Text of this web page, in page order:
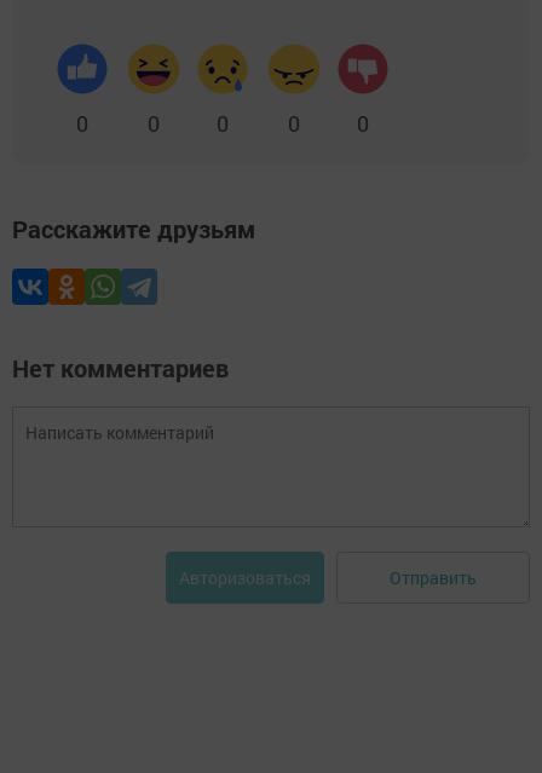
0 0 0 0 0
Расскажите друзьям
Нет комментариев
Авторизоваться Отправить